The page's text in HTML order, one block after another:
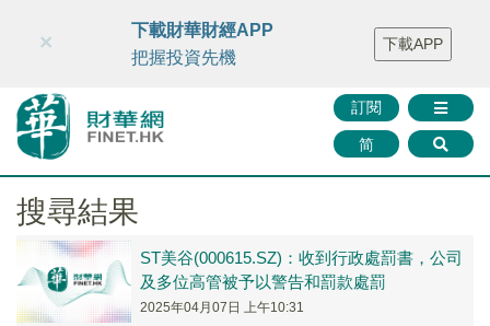
財華智庫網 FINTV FINMETA 財華證券 媒體矩陣
智庫沙龍
聯絡我們
訂閱
简
×
下載財華財經APP
把握投資先機
下載APP
搜尋結果
ST美谷(000615.SZ)：收到行政處罰書，公司
及多位高管被予以警告和罰款處罰
2025年04月07日 上午10:31